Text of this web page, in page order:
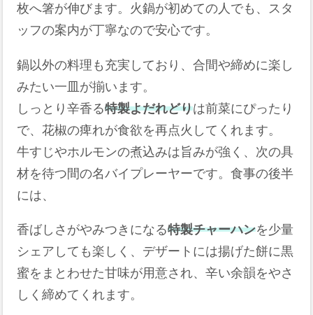
枚へ箸が伸びます。火鍋が初めての人でも、スタ
ッフの案内が丁寧なので安心です。
鍋以外の料理も充実しており、合間や締めに楽し
みたい一皿が揃います。
しっとり辛香る特製よだれどりは前菜にぴったり
で、花椒の痺れが食欲を再点火してくれます。
牛すじやホルモンの煮込みは旨みが強く、次の具
材を待つ間の名バイプレーヤーです。食事の後半
には、
香ばしさがやみつきになる特製チャーハンを少量
シェアしても楽しく、デザートには揚げた餅に黒
蜜をまとわせた甘味が用意され、辛い余韻をやさ
しく締めてくれます。